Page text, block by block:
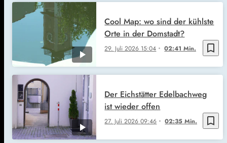
bookmark_border
29. Juli 2026 15:04 02:41 Min.
Cool Map: wo sind der kühlste
Orte in der Domstadt?
bookmark_border
27. Juli 202609:46 02:35 Min.
Der Eichstätter Edelbachweg
ist wieder offen